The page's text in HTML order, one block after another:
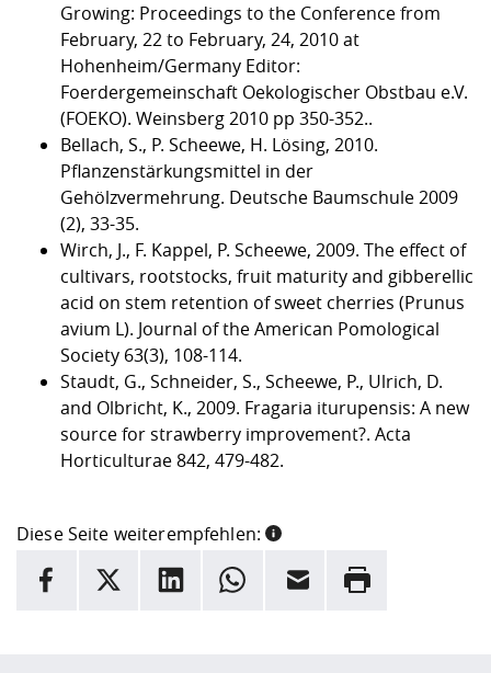
Growing: Proceedings to the Conference from
February, 22 to February, 24, 2010 at
Hohenheim/Germany Editor:
Foerdergemeinschaft Oekologischer Obstbau e.V.
(FOEKO). Weinsberg 2010 pp 350-352..
Bellach, S., P. Scheewe, H. Lösing, 2010.
Pflanzenstärkungsmittel in der
Gehölzvermehrung. Deutsche Baumschule 2009
(2), 33-35.
Wirch, J., F. Kappel, P. Scheewe, 2009. The effect of
cultivars, rootstocks, fruit maturity and gibberellic
acid on stem retention of sweet cherries (Prunus
avium L). Journal of the American Pomological
Society 63(3), 108-114.
Staudt, G., Schneider, S., Scheewe, P., Ulrich, D.
and Olbricht, K., 2009. Fragaria iturupensis: A new
source for strawberry improvement?. Acta
Horticulturae 842, 479-482.
Diese Seite weiterempfehlen:
INFORMATION
Facebook
X LinkedInWhatsappE-Mail Drucken